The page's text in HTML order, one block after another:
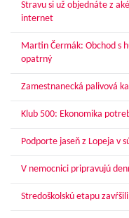
Stravu si už objednáte z
internet
Martin Čermák: Obchod s
opatrný
Zamestnanecká palivová
Klub 500: Ekonomika
Podporte jaseň z Lopeja v
V nemocnici pripravujú
Stredoškolskú etapu